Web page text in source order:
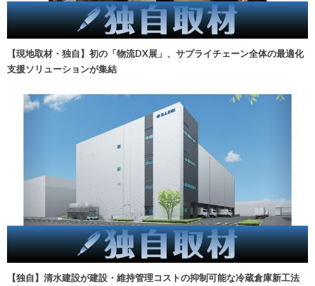
【現地取材・独自】初の「物流DX展」、サプライチェーン全体の最適化
支援ソリューションが集結
【独自】清水建設が建設・維持管理コストの抑制可能な冷蔵倉庫新工法